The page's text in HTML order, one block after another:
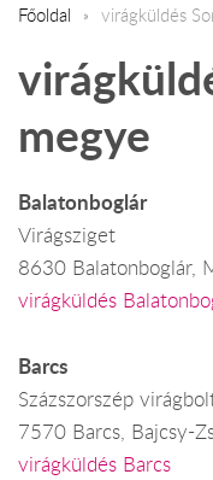
Főoldal virágküldés
megye
Balatonboglár
Virágsziget
8630 Balatonboglár,
virágküldés
Barcs
Százszorszép
7570 Barcs, Bajcsy-
virágküldés Barcs